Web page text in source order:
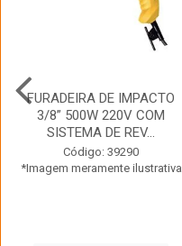
FURADEIRA DE IMPACTO
3/8” 500W 220V COM
SISTEMA DE REV...
Código: 39290
*Imagem meramente ilustrativa